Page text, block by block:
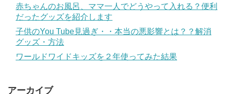
赤ちゃんのお風呂、ママ一人でどうやって入れる？便利
だったグッズを紹介します
子供のYou Tube見過ぎ・・本当の悪影響とは？？解消
グッズ・方法
ワールドワイドキッズを２年使ってみた結果
アーカイブ